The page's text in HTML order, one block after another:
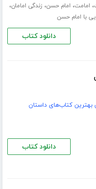
، امامت، امام حسن، زندگی امامان،
با امام حسن
دانلود کتاب
بهترین کتاب‌های داستان
دانلود کتاب